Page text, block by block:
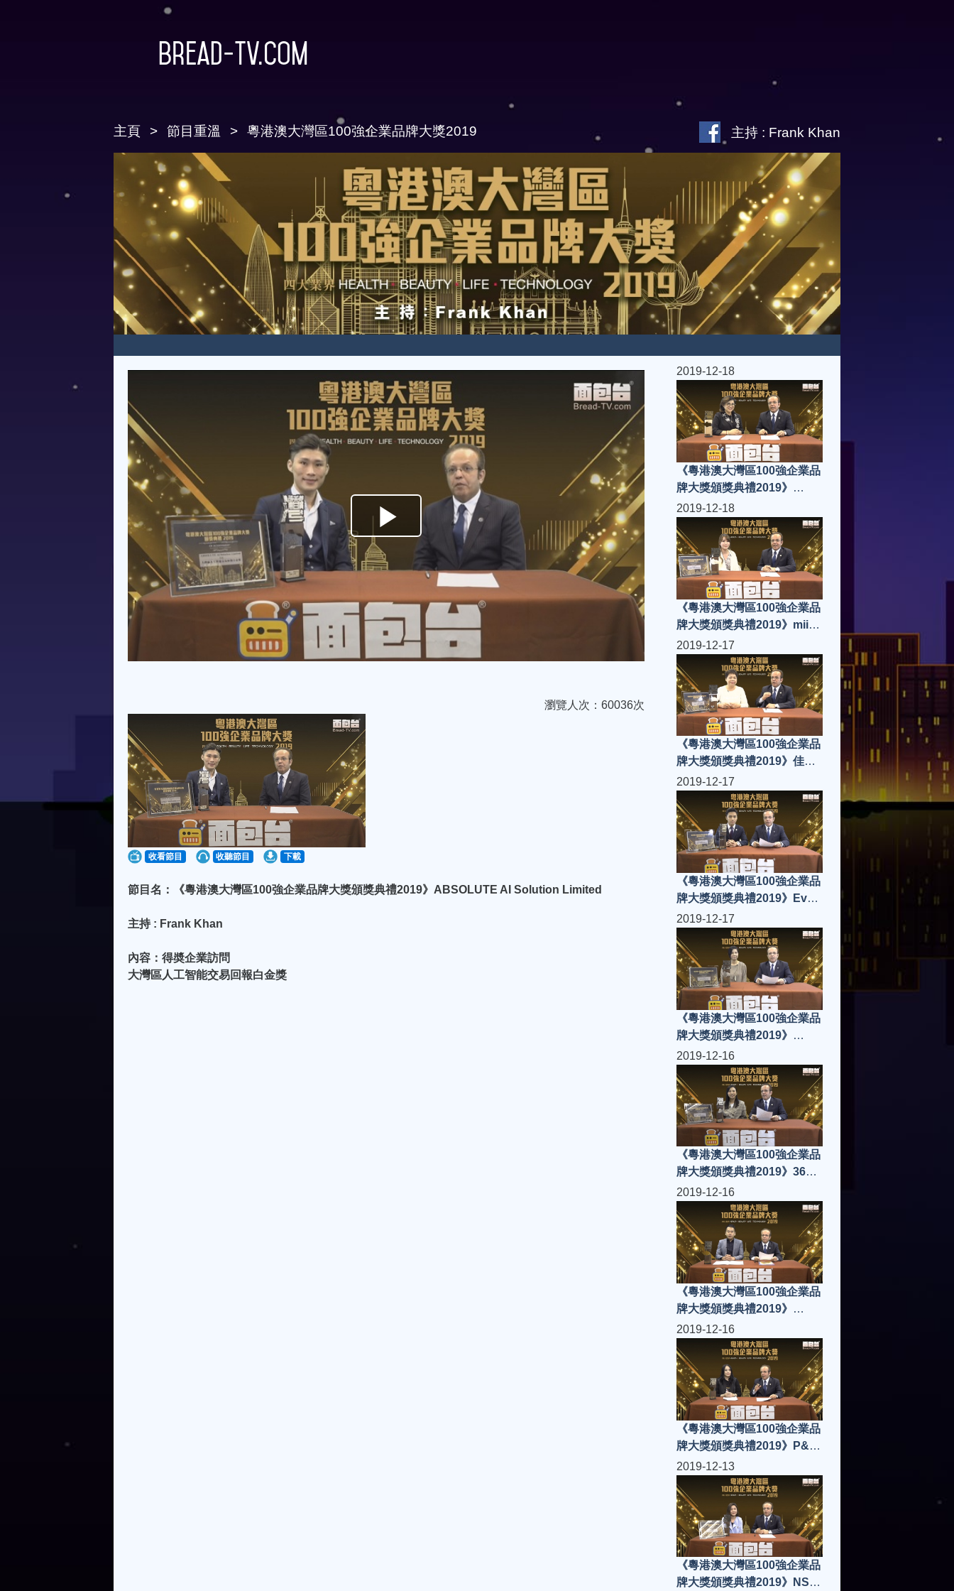
Bread-TV.com
主頁 節目重溫 粵港澳大灣區100強企業品牌大獎2019 主持 : Frank Khan
Video
瀏覽人次：60036次
收看節目 收聽節目 下載
節目名：《粵港澳大灣區100強企業品牌大獎頒獎典禮2019》ABSOLUTE AI Solution Limited
主持 : Frank Khan
內容：得奬企業訪問
大灣區人工智能交易回報白金獎
2019-12-18
《粵港澳大灣區100強企業品
牌大獎頒獎典禮2019》
Power Sam Force
2019-12-18
《粵港澳大灣區100強企業品
牌大獎頒獎典禮2019》miio
skin
2019-12-17
《粵港澳大灣區100強企業品
牌大獎頒獎典禮2019》佳鑫
健康養生管理有限公司
2019-12-17
《粵港澳大灣區100強企業品
牌大獎頒獎典禮2019》Ever
Finance Ltd
2019-12-17
《粵港澳大灣區100強企業品
牌大獎頒獎典禮2019》
American Bedding Cleanik
2019-12-16
《粵港澳大灣區100強企業品
牌大獎頒獎典禮2019》360
Creative Production
2019-12-16
《粵港澳大灣區100強企業品
牌大獎頒獎典禮2019》
Wantech Innovation
Technology Ltd
2019-12-16
《粵港澳大灣區100強企業品
牌大獎頒獎典禮2019》P&N
Creative Design Ltd
2019-12-13
《粵港澳大灣區100強企業品
牌大獎頒獎典禮2019》NSC